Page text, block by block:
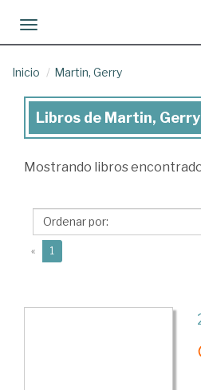
Toggle navigation
Inicio Martin, Gerry
Libros
Martin,
Libros de Martin, Gerry
Mostrando libros
« 1